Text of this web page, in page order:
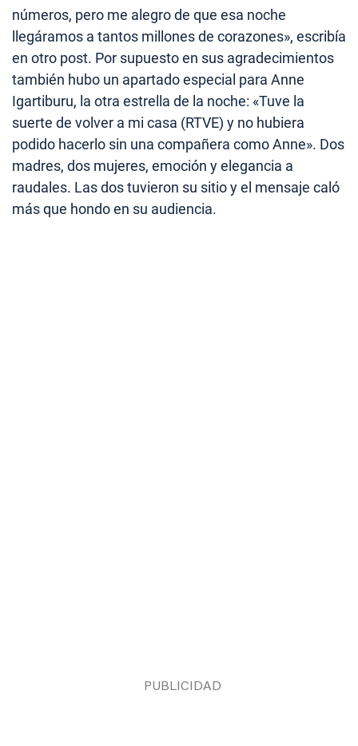
números, pero me alegro de que esa noche
llegáramos a tantos millones de corazones», escribía
en otro post. Por supuesto en sus agradecimientos
también hubo un apartado especial para Anne
Igartiburu, la otra estrella de la noche: «Tuve la
suerte de volver a mi casa (RTVE) y no hubiera
podido hacerlo sin una compañera como Anne». Dos
madres, dos mujeres, emoción y elegancia a
raudales. Las dos tuvieron su sitio y el mensaje caló
más que hondo en su audiencia.